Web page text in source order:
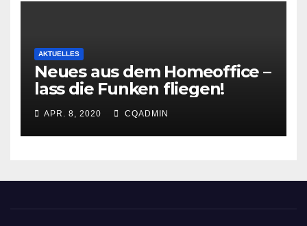
AKTUELLES
Neues aus dem Homeoffice –
lass die Funken fliegen!
APR. 8, 2020 CQADMIN